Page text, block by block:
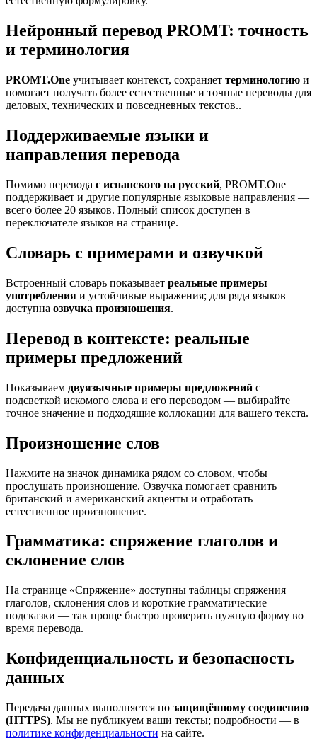
Нейронный перевод PROMT: точность
и терминология
PROMT.One учитывает контекст, сохраняет терминологию и
помогает получать более естественные и точные переводы для
деловых, технических и повседневных текстов..
Поддерживаемые языки и
направления перевода
Помимо перевода с испанского на русский, PROMT.One
поддерживает и другие популярные языковые направления —
всего более 20 языков. Полный список доступен в
переключателе языков на странице.
Словарь с примерами и озвучкой
Встроенный словарь показывает реальные примеры
употребления и устойчивые выражения; для ряда языков
доступна озвучка произношения.
Перевод в контексте: реальные
примеры предложений
Показываем двуязычные примеры предложений с
подсветкой искомого слова и его переводом — выбирайте
точное значение и подходящие коллокации для вашего текста.
Произношение слов
Нажмите на значок динамика рядом со словом, чтобы
прослушать произношение. Озвучка помогает сравнить
британский и американский акценты и отработать
естественное произношение.
Грамматика: спряжение глаголов и
склонение слов
На странице «Спряжение» доступны таблицы спряжения
глаголов, склонения слов и короткие грамматические
подсказки — так проще быстро проверить нужную форму во
время перевода.
Конфиденциальность и безопасность
данных
Передача данных выполняется по защищённому соединению
(HTTPS). Мы не публикуем ваши тексты; подробности — в
политике конфиденциальности на сайте.